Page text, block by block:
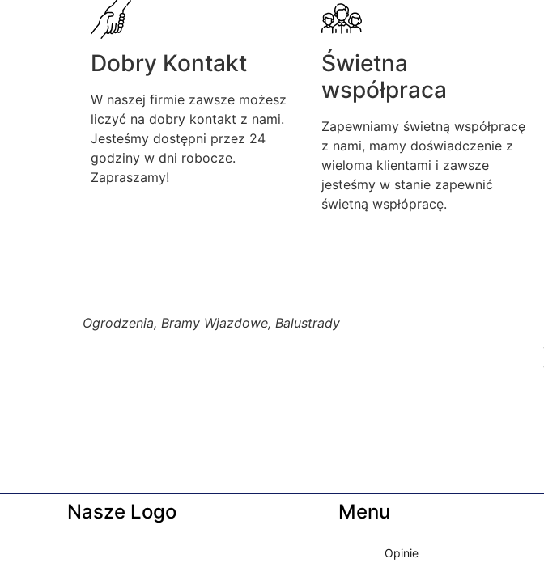
Dobry Kontakt
W naszej firmie zawsze możesz
liczyć na dobry kontakt z nami.
Jesteśmy dostępni przez 24
godziny w dni robocze.
Zapraszamy!
Świetna
współpraca
Zapewniamy świetną współpracę
z nami, mamy doświadczenie z
wieloma klientami i zawsze
jesteśmy w stanie zapewnić
świetną wspłópracę.
Ogrodzenia, Bramy Wjazdowe, Balustrady
Nasze Logo Menu
Opinie